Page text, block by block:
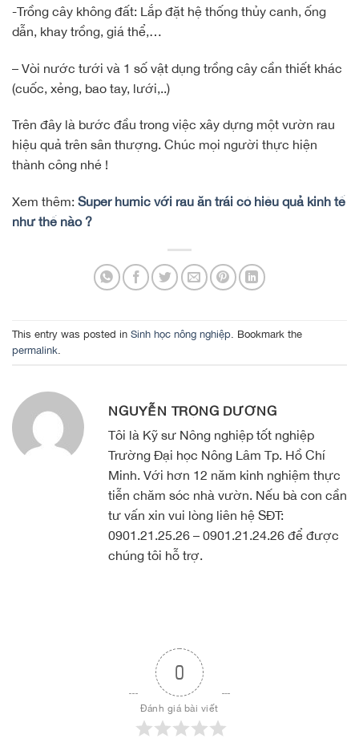
-Trồng cây không đất: Lắp đặt hệ thống thủy canh, ống
dẫn, khay trồng, giá thể,…
– Vòi nước tưới và 1 số vật dụng trồng cây cần thiết khác
(cuốc, xẻng, bao tay, lưới,..)
Trên đây là bước đầu trong việc xây dựng một vườn rau
hiệu quả trên sân thượng. Chúc mọi người thực hiện
thành công nhé !
Xem thêm: Super humic với rau ăn trái có hiệu quả kinh tế
như thế nào ?
This entry was posted in Sinh học nông nghiệp . Bookmark the
permalink
NGUYỄN TRỌNG DƯƠNG
Tôi là Kỹ sư Nông nghiệp tốt nghiệp
Trường Đại học Nông Lâm Tp. Hồ Chí
Minh. Với hơn 12 năm kinh nghiệm thực
tiễn chăm sóc nhà vườn. Nếu bà con cần
tư vấn xin vui lòng liên hệ SĐT:
0901.21.25.26 – 0901.21.24.26 để được
chúng tôi hỗ trợ.
0
Đánh giá bài viết